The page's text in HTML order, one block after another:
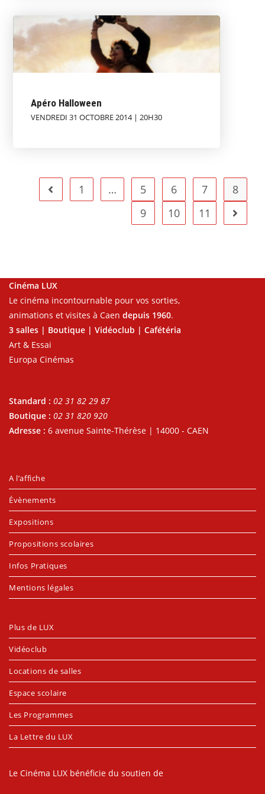
Apéro Halloween
VENDREDI 31 OCTOBRE 2014 | 20H30
1 … 5 6 7
8
9
10 11
Cinéma LUX
Le cinéma incontournable pour vos sorties,
animations et visites à Caen depuis 1960.
3 salles | Boutique | Vidéoclub | Cafétéria
Art & Essai
Europa Cinémas
Standard : 02 31 82 29 87
Boutique : 02 31 820 920
Adresse : 6 avenue Sainte-Thérèse | 14000 - CAEN
A l’affiche
Évènements
Expositions
Propositions scolaires
Infos Pratiques
Mentions légales
Plus de LUX
Vidéoclub
Locations de salles
Espace scolaire
Les Programmes
La Lettre du LUX
Le Cinéma LUX bénéficie du soutien de